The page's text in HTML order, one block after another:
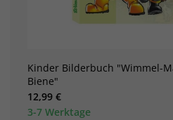
Kinder Bilderbuch "Wimmel-
Biene"
12,99 €
3-7 Werktage